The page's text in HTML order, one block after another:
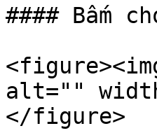
#### Bấm
alt=""
</figure>